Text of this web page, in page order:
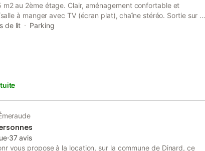
au 2ème étage. Clair, aménagement confortable et
à manger avec TV (écran plat), chaîne stéréo. Sortie sur le
avec 2 lits (80 cm, longueur 190 cm). 1 chambre avec 1 lit
Annonce d'un particulier (art 155, IV du CGI).
de lit Parking
⋅37 avis
vous propose à la location, sur la commune de Dinard, ce